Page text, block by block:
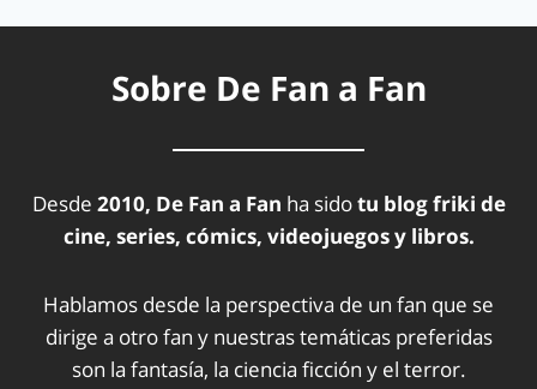
Sobre De Fan a Fan
Desde 2010, De Fan a Fan ha sidotu blog friki de
cine, series, cómics, videojuegos y libros.
Hablamos desde la perspectiva de un fan que se
dirige a otro fan y nuestras temáticas preferidas
son la fantasía, la ciencia ficción y el terror.